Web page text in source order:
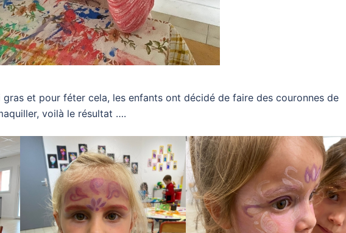
gras et pour féter cela, les enfants ont décidé de faire des couronnes de
voilà le résultat ….